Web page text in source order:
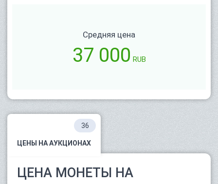
Средняя цена
37 000 RUB
ЦЕНЫ НА АУКЦИОНАХ
36
ЦЕНА МОНЕТЫ НА